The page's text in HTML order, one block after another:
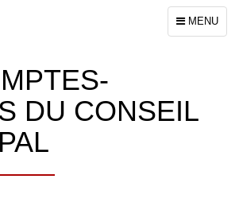
Toggle
navigation
MENU
DU CONSEIL